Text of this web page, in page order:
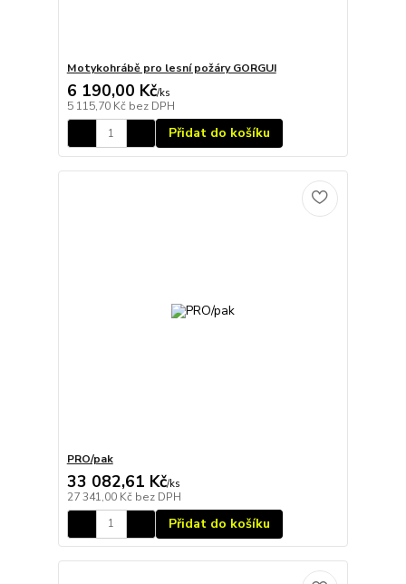
Motykohrábě pro lesní požáry GORGUI
6 190,00 Kč/ks
5 115,70 Kč bez DPH
Přidat do košíku
PRO/pak
33 082,61 Kč/ks
27 341,00 Kč bez DPH
Přidat do košíku